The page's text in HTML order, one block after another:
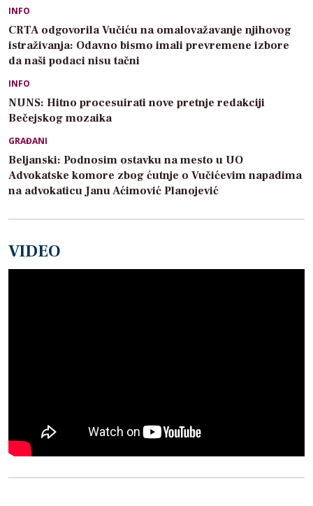
INFO
CRTA odgovorila Vučiću na omalovažavanje njihovog
istraživanja: Odavno bismo imali prevremene izbore
da naši podaci nisu tačni
INFO
NUNS: Hitno procesuirati nove pretnje redakciji
Bečejskog mozaika
GRAĐANI
Beljanski: Podnosim ostavku na mesto u UO
Advokatske komore zbog ćutnje o Vučićevim napadima
na advokaticu Janu Aćimović Planojević
VIDEO